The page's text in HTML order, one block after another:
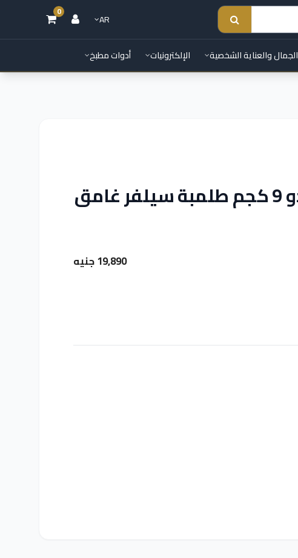
AR
0
الجمال والعناية الشخصية الإلكترونيات أدوات مطبخ
غسالة ملابس تورنيدو 9 كجم طلمبة سيلفر غامق
19,890 جنيه